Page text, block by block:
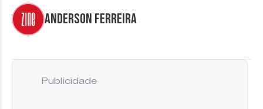
Anderson Ferreira
Publicidade